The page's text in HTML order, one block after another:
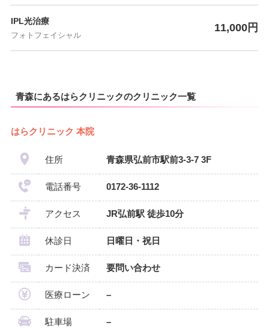
IPL光治療
フォトフェイシャル
11,000円
青森にあるはらクリニックのクリニック一覧
はらクリニック 本院
住所 青森県弘前市駅前3-3-7 3F
電話番号 0172-36-1112
アクセス JR弘前駅 徒歩10分
休診日 日曜日・祝日
カード決済 要問い合わせ
医療ローン –
駐車場 –